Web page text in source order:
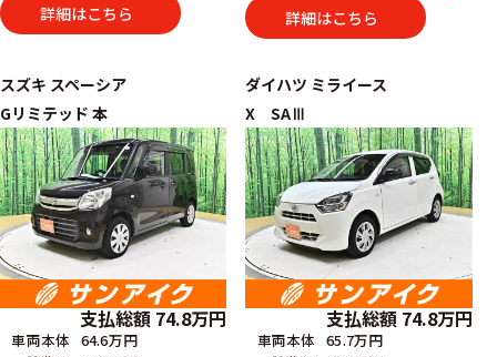
詳細はこちら
詳細はこちら
スズキ スペーシア
Gリミテッド 本
支払総額 74.8万円
車両本体 64.6万円
ダイハツ ミライース
X SAⅢ
支払総額 74.8万円
車両本体 65.7万円